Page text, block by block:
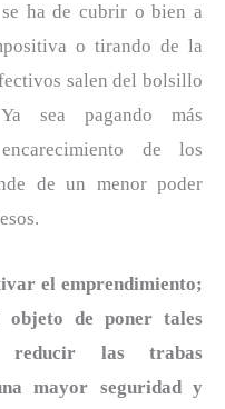
ha de cubrir o bien a
o tirando de la
salen del bolsillo
sea pagando más
de los
de un menor poder
el emprendimiento;
de poner tales
reducir las trabas
mayor seguridad y